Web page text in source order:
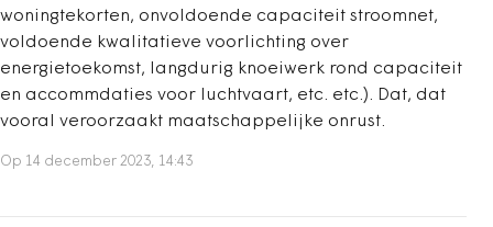
woningtekorten, onvoldoende capaciteit stroomnet,
voldoende kwalitatieve voorlichting over
energietoekomst, langdurig knoeiwerk rond capaciteit
en accommdaties voor luchtvaart, etc. etc.). Dat, dat
vooral veroorzaakt maatschappelijke onrust.
Op 14 december 2023, 14:43